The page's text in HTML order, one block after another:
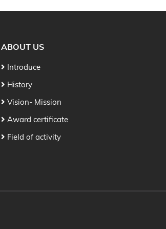
ABOUT US
Introduce
History
Vision- Mission
Award certificate
Field of activity